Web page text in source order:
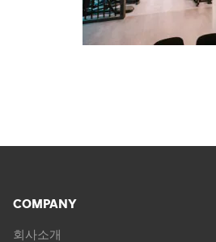
COMPANY
회사소개